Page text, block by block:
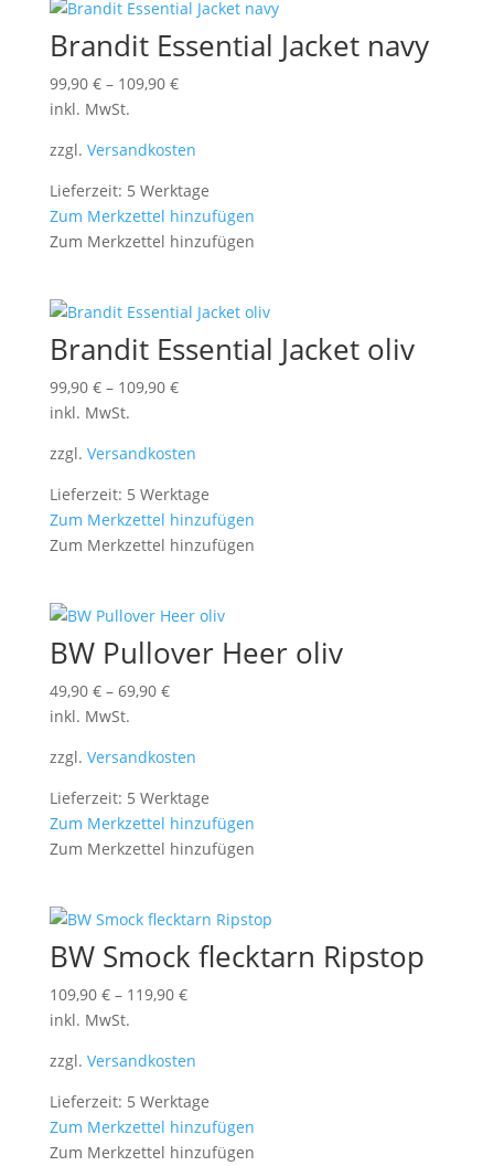
Brandit Essential Jacket navy
99,90 €– 109,90 €
inkl. MwSt.
zzgl. Versandkosten
Lieferzeit: 5 Werktage
Zum Merkzettel hinzufügen
Zum Merkzettel hinzufügen
Brandit Essential Jacket oliv
99,90 €– 109,90 €
inkl. MwSt.
zzgl. Versandkosten
Lieferzeit: 5 Werktage
Zum Merkzettel hinzufügen
Zum Merkzettel hinzufügen
BW Pullover Heer oliv
49,90 €– 69,90 €
inkl. MwSt.
zzgl. Versandkosten
Lieferzeit: 5 Werktage
Zum Merkzettel hinzufügen
Zum Merkzettel hinzufügen
BW Smock flecktarn Ripstop
109,90 €– 119,90 €
inkl. MwSt.
zzgl. Versandkosten
Lieferzeit: 5 Werktage
Zum Merkzettel hinzufügen
Zum Merkzettel hinzufügen